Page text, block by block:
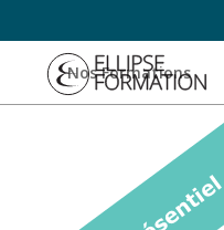
Nos Formations